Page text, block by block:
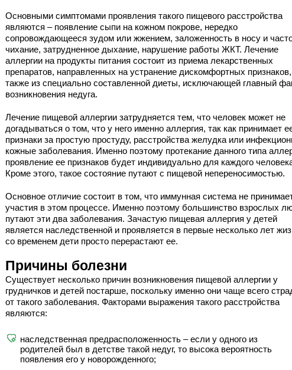
Основными симптомами проявления такого пищевого расстройства
являются – появление сыпи на кожном покрове, нередко
сопровождающееся зудом или жжением, заложенность в носу и
чихание, затрудненное дыхание, нарушение работы ЖКТ. Лечение
аллергии на продукты питания состоит из приема лекарственных
препаратов, направленных на устранение дискомфортных
также из специально составленной диеты, исключающей главный
возникновения недуга.
Лечение пищевой аллергии затрудняется тем, что человек может не
догадываться о том, что у него именно аллергия, так как принимает
признаки за простую простуду, расстройства желудка или
кожные заболевания. Именно поэтому протекание данного типа
проявление ее признаков будет индивидуально для каждого
Кроме этого, такое состояние путают с пищевой непереносимостью.
Основное отличие состоит в том, что иммунная система не
участия в этом процессе. Именно поэтому большинство взрослых
путают эти два заболевания. Зачастую пищевая аллергия у детей
является наследственной и проявляется в первые несколько лет
со временем дети просто перерастают ее.
Причины болезни
Существует несколько причин возникновения пищевой аллергии у
грудничков и детей постарше, поскольку именно они чаще всего
от такого заболевания. Факторами выражения такого расстройства
являются:
наследственная предрасположенность – если у одного из
родителей был в детстве такой недуг, то высока вероятность
появления его у новорожденного;